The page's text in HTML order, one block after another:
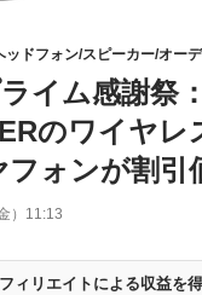
ッドフォン/スピーカー/オー
イム感謝祭：
のワイヤレ
ォンが割引
）11:13
ィリエイトによる収益を得